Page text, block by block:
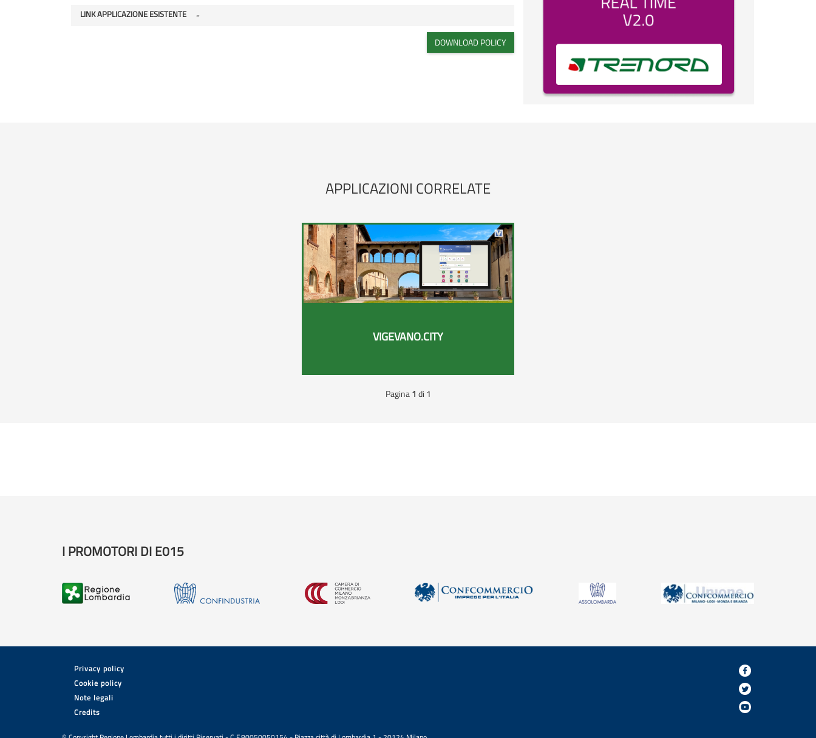
LINK APPLICAZIONE ESISTENTE -
DOWNLOAD POLICY
APPLICAZIONI CORRELATE
VIGEVANO.CITY
Pagina1 di 1
I PROMOTORI DI E015
Privacy policy
Cookie policy
Note legali
Credits